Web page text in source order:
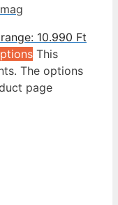
10.990 Ft
This
The options
page